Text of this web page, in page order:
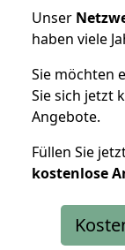
Unser
haben viele
Sie möchten
Sie sich jetzt
Angebote.
Füllen Sie
kostenlose